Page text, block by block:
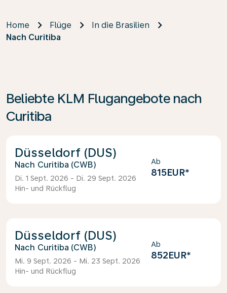
Home Flüge
In die Brasilien
Nach Curitiba
Beliebte KLM Flugangebote nach
Curitiba
Düsseldorf (DUS)
Curitiba (CWB)
Di. 1 Sept. 2026 - Di. 29 Sept. 2026
Hin- und Rückflug
Ab
815EUR*
Düsseldorf (DUS)
Curitiba (CWB)
Mi. 9 Sept. 2026 - Mi. 23 Sept. 2026
Hin- und Rückflug
Ab
852EUR*